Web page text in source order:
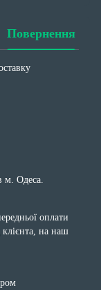
Повернення
м. Одеса.
оплати
клієнта, на наш